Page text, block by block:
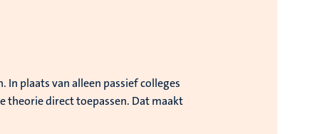
In plaats van alleen passief colleges
theorie direct toepassen. Dat maakt